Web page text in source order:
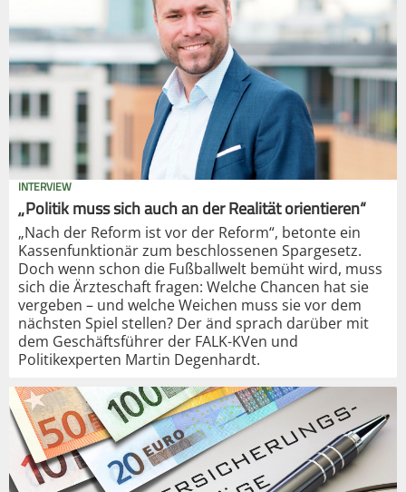
INTERVIEW
„Politik muss sich auch an der Realität orientieren“
„Nach der Reform ist vor der Reform“, betonte ein
Kassenfunktionär zum beschlossenen Spargesetz.
Doch wenn schon die Fußballwelt bemüht wird, muss
sich die Ärzteschaft fragen: Welche Chancen hat sie
vergeben – und welche Weichen muss sie vor dem
nächsten Spiel stellen? Der änd sprach darüber mit
dem Geschäftsführer der FALK-KVen und
Politikexperten Martin Degenhardt.